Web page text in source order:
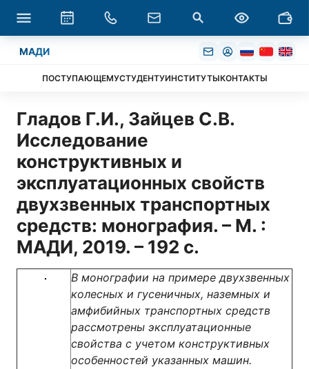
МАДИ
ПОСТУПАЮЩЕМУСТУДЕНТУИНСТИТУТЫКОНТАКТЫ
Гладов Г.И., Зайцев С.В.
Исследование
конструктивных и
эксплуатационных свойств
двухзвенных транспортных
средств: монография. – М. :
МАДИ, 2019. – 192 с.
В монографии на примере двухзвенных
колесных и гусеничных, наземных и
амфибийных транспортных средств
рассмотрены эксплуатационные
свойства с учетом конструктивных
особенностей указанных машин.